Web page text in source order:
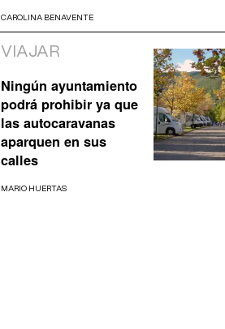
CAROLINA BENAVENTE
VIAJAR
Ningún ayuntamiento
podrá prohibir ya que
las autocaravanas
aparquen en sus
calles
MARIO HUERTAS